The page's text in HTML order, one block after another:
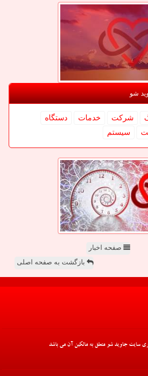
شو
شركت خدمات
دستگاه
سیستم
صفحه اخبار
بازگشت به صفحه اصلی